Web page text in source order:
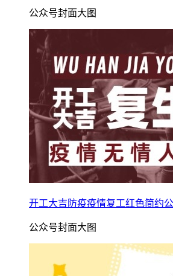
公众号封面大图
开工大吉防疫疫情复工红色简约
公众号封面大图